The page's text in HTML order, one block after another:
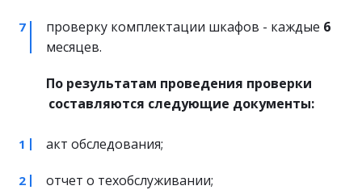
проверку комплектации шкафов - каждые 6
месяцев.
По результатам проведения проверки
составляются следующие документы:
акт обследования;
отчет о техобслуживании;